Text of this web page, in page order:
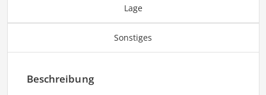
Lage
Sonstiges
Beschreibung